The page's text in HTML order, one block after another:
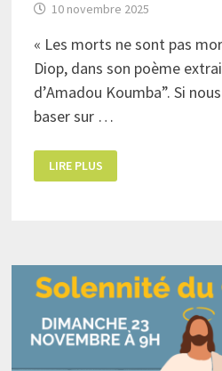
10 novembre 2025
« Les morts ne sont pas
Diop, dans son poème
d’Amadou Koumba”. Si
baser sur …
T-
IL
ET
NOUS ?
LIRE PLUS